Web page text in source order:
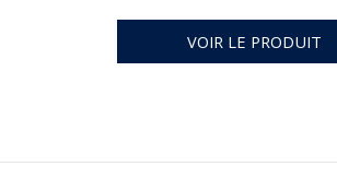
VOIR LE PRODUIT